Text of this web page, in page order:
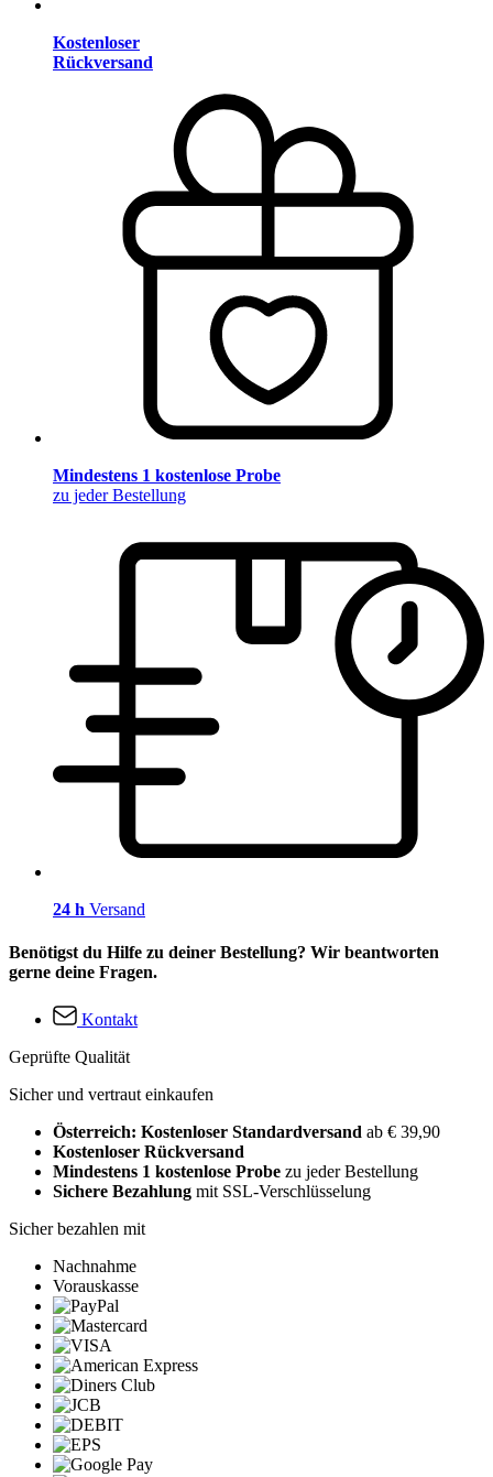
Kostenloser
Rückversand
Mindestens 1 kostenlose Probe
zu jeder Bestellung
24 h Versand
Benötigst du Hilfe zu deiner Bestellung? Wir beantworten
gerne deine Fragen.
Kontakt
Geprüfte Qualität
Sicher und vertraut einkaufen
Österreich: Kostenloser Standardversand ab € 39,90
Kostenloser Rückversand
Mindestens 1 kostenlose Probe zu jeder Bestellung
Sichere Bezahlung mit SSL-Verschlüsselung
Sicher bezahlen mit
Nachnahme
Vorauskasse